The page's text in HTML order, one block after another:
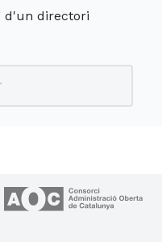
d'un directori